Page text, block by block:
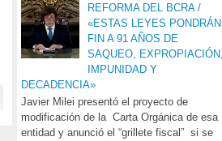
REFORMA DEL BCRA /
«ESTAS LEYES PONDRÁN
FIN A 91 AÑOS DE
SAQUEO, EXPROPIACIÓN,
IMPUNIDAD Y
DECADENCIA»
Javier Milei presentó el proyecto de
modificación de la Carta Orgánica de esa
entidad y anunció el “grillete fiscal” si se